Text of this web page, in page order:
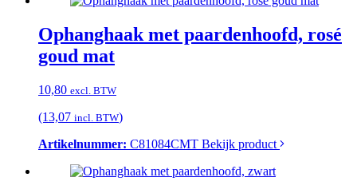
Ophanghaak met paardenhoofd, rosé
goud mat
10,80 excl. BTW
(13,07 incl. BTW)
Artikelnummer: C81084CMT Bekijk product